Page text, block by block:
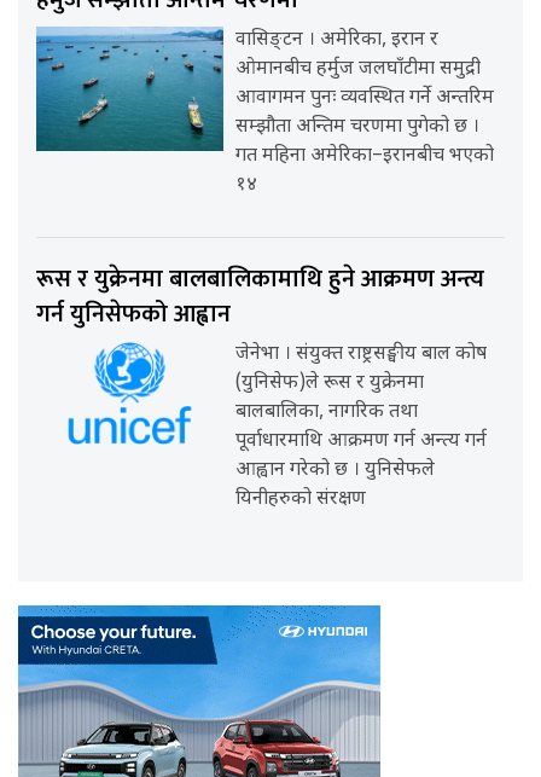
वासिङ्टन । अमेरिका, इरान र
ओमानबीच हर्मुज जलघाँटीमा समुद्री
आवागमन पुनः व्यवस्थित गर्ने अन्तरिम
सम्झौता अन्तिम चरणमा पुगेको छ ।
गत महिना अमेरिका–इरानबीच भएको
१४
रूस र युक्रेनमा बालबालिकामाथि हुने आक्रमण अन्त्य
गर्न युनिसेफको आह्वान
जेनेभा । संयुक्त राष्ट्रसङ्घीय बाल कोष
(युनिसेफ)ले रूस र युक्रेनमा
बालबालिका, नागरिक तथा
पूर्वाधारमाथि आक्रमण गर्न अन्त्य गर्न
आह्वान गरेको छ । युनिसेफले
यिनीहरुको संरक्षण